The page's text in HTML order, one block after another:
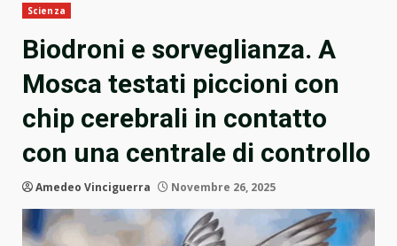
Scienza
Biodroni e sorveglianza. A
Mosca testati piccioni con
chip cerebrali in contatto
con una centrale di controllo
Amedeo Vinciguerra Novembre 26, 2025